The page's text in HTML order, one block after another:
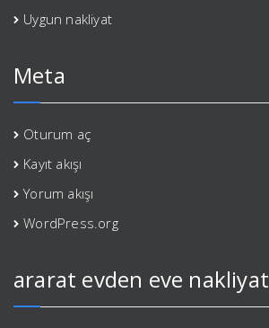
Uygun nakliyat
Meta
Oturum aç
Kayıt akışı
Yorum akışı
WordPress.org
ararat evden eve nakliyat